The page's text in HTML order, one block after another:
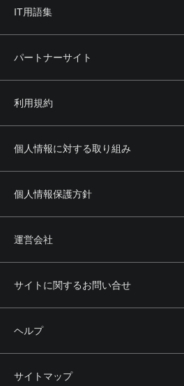
IT用語集
パートナーサイト
利用規約
個人情報に対する取り組み
個人情報保護方針
運営会社
サイトに関するお問い合せ
ヘルプ
サイトマップ